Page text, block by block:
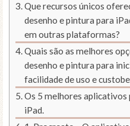
Que recursos únicos
desenho e pintura para
em outras plataformas?
Quais são as melhores
desenho e pintura para
facilidade de uso e
Os 5 melhores aplicativos
iPad.